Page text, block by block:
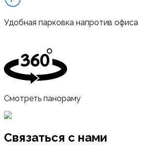
Удобная парковка напротив офиса
Смотреть панораму
Связаться с нами